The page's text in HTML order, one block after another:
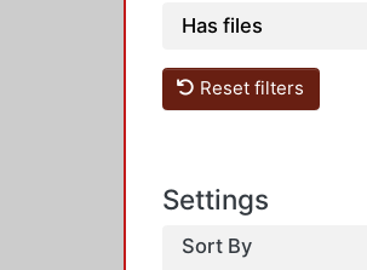
Has files
Reset filters
Settings
Sort By